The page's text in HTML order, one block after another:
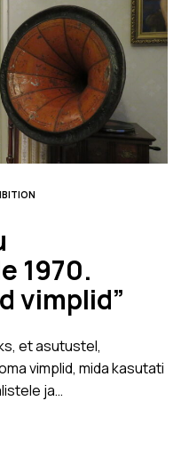
1970.
vimplid”
et asutustel,
vimplid, mida kasutati
ja…